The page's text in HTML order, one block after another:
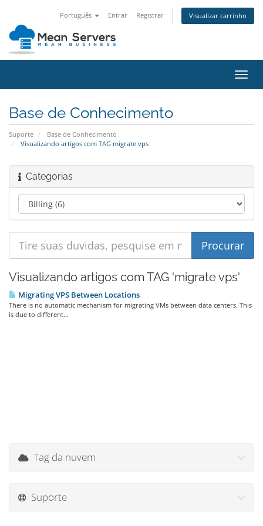
Português Entrar Registrar Visualizar carrinho
Base de Conhecimento
Suporte
Base de Conhecimento
Visualizando artigos com TAG migrate vps
Categorias
Visualizando artigos com TAG 'migrate vps'
Migrating VPS Between Locations
There is no automatic mechanism for migrating VMs between data centers. This
is due to different...
Tag da nuvem
Suporte